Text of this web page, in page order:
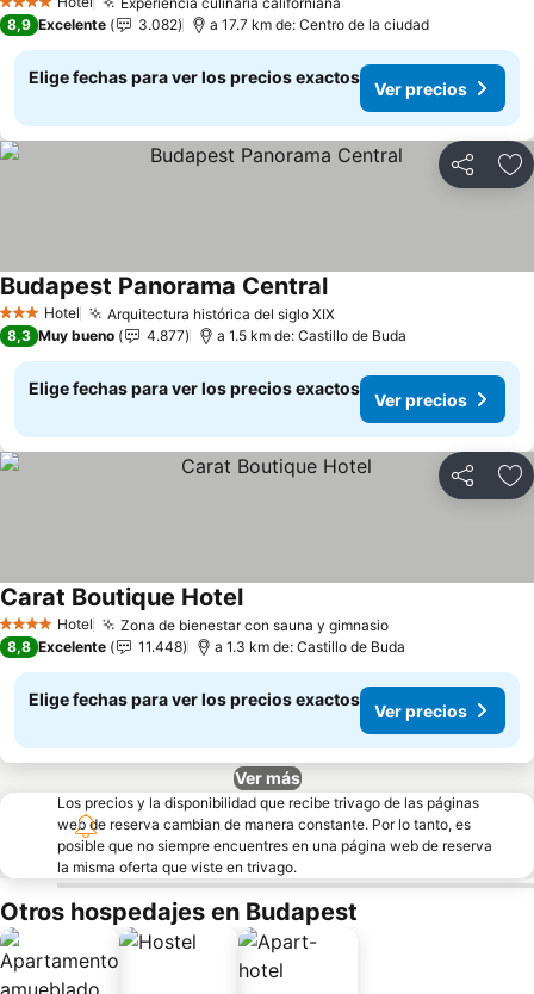
4 Estrellas
8,9 Excelente 3.082 a 17.7 km de: Centro de la ciudad
Elige fechas para ver los precios exactos
Ver precios
Compartir
3 Estrellas
Hotel Arquitectura histórica del siglo XIX
Budapest Panorama Central
8,3 Muy bueno 4.877 a 1.5 km de: Castillo de Buda
Elige fechas para ver los precios exactos
Ver precios
Compartir
4 EstrellasHotel Zona de bienestar con sauna y gimnasio
Carat Boutique Hotel
8,8 Excelente 11.448 a 1.3 km de: Castillo de Buda
Elige fechas para ver los precios exactos
Ver precios
Ver más
Los precios y la disponibilidad que recibe trivago de las páginas
web de reserva cambian de manera constante. Por lo tanto, es
posible que no siempre encuentres en una página web de reserva
la misma oferta que viste en trivago.
Otros hospedajes en Budapest